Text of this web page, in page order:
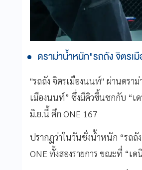
ดราม่าน้ำหนัก"รถถัง จิตรเ
"รถถัง จิตรเมืองนนท์" ผ่านดรา
เมืองนนท์” ซึ่งมีคิวขึ้นชกกับ “เ
มิ.ย.นี้ ศึก ONE 167
ปรากฏว่าในวันชั่งน้ำหนัก “รถ
ONE ทั้งสองรายการ ขณะที่ “เ